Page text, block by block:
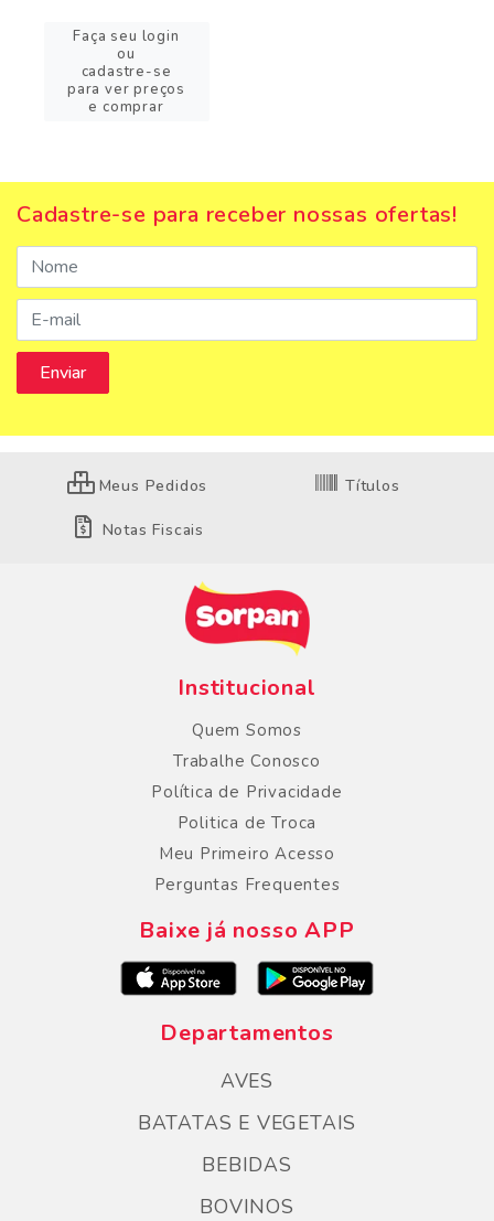
Faça seu login
ou
cadastre-se
para ver preços
e comprar
Cadastre-se para receber nossas ofertas!
Meus Pedidos Títulos
Notas Fiscais
Institucional
Quem Somos
Trabalhe Conosco
Política de Privacidade
Politica de Troca
Meu Primeiro Acesso
Perguntas Frequentes
Baixe já nosso APP
Departamentos
AVES
BATATAS E VEGETAIS
BEBIDAS
BOVINOS